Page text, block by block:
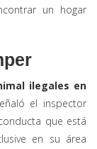
un hogar
ilegales en
el inspector
que está
en su área